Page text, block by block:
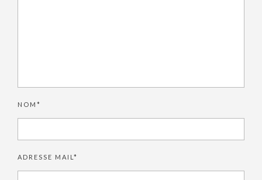
NOM*
ADRESSE MAIL*